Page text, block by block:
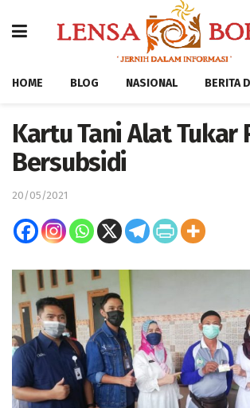
HOME BLOG NASIONAL BERITA
Kartu Tani Alat Tukar
Bersubsidi
20/05/2021